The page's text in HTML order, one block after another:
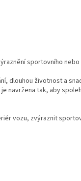
ý
p
s
u
sportovního
dlouhou životnost a
navržena tak, aby
vozu, zvýraznit